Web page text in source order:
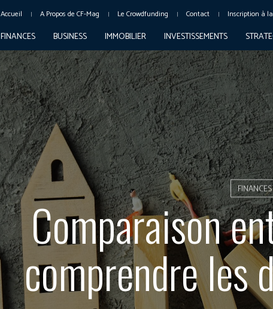
Accueil A Propos de CF-Mag Le Crowdfunding Contact Inscription à
FINANCES BUSINESS IMMOBILIER INVESTISSEMENTS
FINANCES
Comparaison
comprendre les